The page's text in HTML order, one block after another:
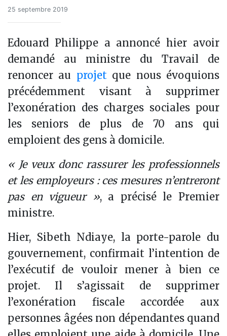
25 septembre 2019
Edouard Philippe a annoncé hier avoir
demandé au ministre du Travail de
renoncer au projetque nous évoquions
précédemment visant à supprimer
l’exonération des charges sociales pour
les seniors de plus de 70 ans qui
emploient des gens à domicile.
« Je veux donc rassurer les professionnels
et les employeurs : ces mesures n’entreront
pas en vigueur », a précisé le Premier
ministre.
Hier, Sibeth Ndiaye, la porte-parole du
gouvernement, confirmait l’intention de
l’exécutif de vouloir mener à bien ce
projet. Il s’agissait de supprimer
l’exonération fiscale accordée aux
personnes âgées non dépendantes quand